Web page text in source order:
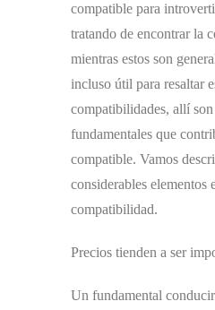
compatible para
tratando de encontrar la
mientras estos son
incluso útil para resaltar
compatibilidades, allí
fundamentales que
compatible. Vamos
considerables elementos
compatibilidad.
Precios tienden a ser
Un fundamental